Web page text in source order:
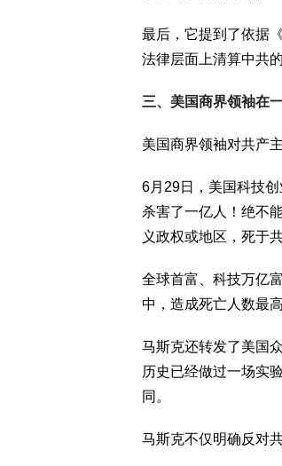
最后，它提到了依据
法律层面上清算中共
三、美国商界领袖在
美国商界领袖对共产
6月29日，美国科技
杀害了一亿人！绝不
义政权或地区，死于
全球首富、科技万亿
中，造成死亡人数最高
马斯克还转发了美国
历史已经做过一场实
同。
马斯克不仅明确反对